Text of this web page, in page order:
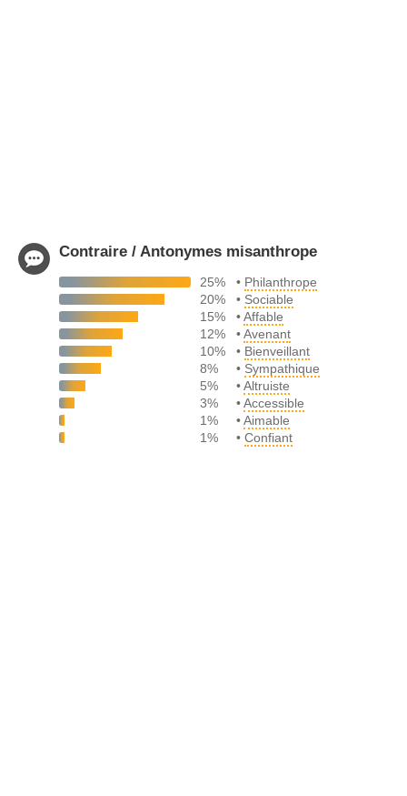
Contraire / Antonymes misanthrope
25% • Philanthrope
20%
• Sociable
15%
•Affable
12%
•Avenant
10%
• Bienveillant
8%
• Sympathique
5%
•Altruiste
3%
•Accessible
1%
•Aimable
1%
•Confiant